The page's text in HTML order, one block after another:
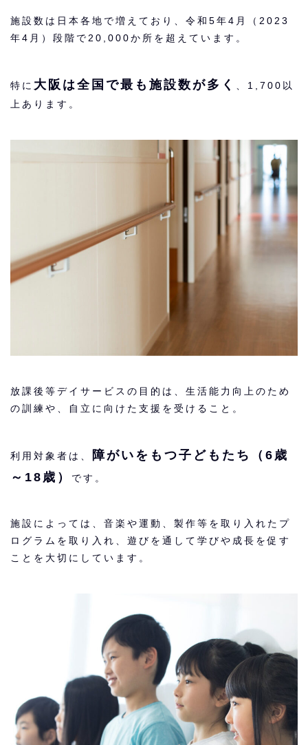
施設数は日本各地で増えており、令和5年4月（2023
年4月）段階で20,000か所を超えています。
特に 大阪は全国で最も施設数が多く 、1,700以
上あります。
放課後等デイサービスの目的は、生活能力向上のため
の訓練や、自立に向けた支援を受けること。
利用対象者は、
障がいをもつ子どもたち（6歳
～18歳）
です。
施設によっては、音楽や運動、製作等を取り入れたプ
ログラムを取り入れ、遊びを通して学びや成長を促す
ことを大切にしています。